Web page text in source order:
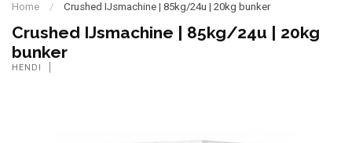
Home / Crushed IJsmachine | 85kg/24u | 20kg bunker
Crushed IJsmachine | 85kg/24u | 20kg
bunker
HENDI